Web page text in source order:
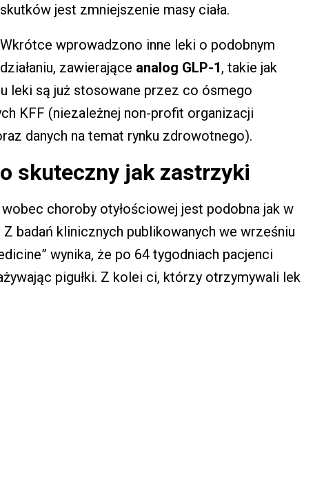
skutków jest zmniejszenie masy ciała.
Wkrótce wprowadzono inne leki o podobnym
działaniu, zawierające analog GLP-1, takie jak
leki są już stosowane przez co ósmego
KFF (niezależnej non-profit organizacji
danych na temat rynku zdrowotnego).
skuteczny jak zastrzyki
wobec choroby otyłościowej jest podobna jak w
badań klinicznych publikowanych we wrześniu
wynika, że po 64 tygodniach pacjenci
pigułki. Z kolei ci, którzy otrzymywali lek